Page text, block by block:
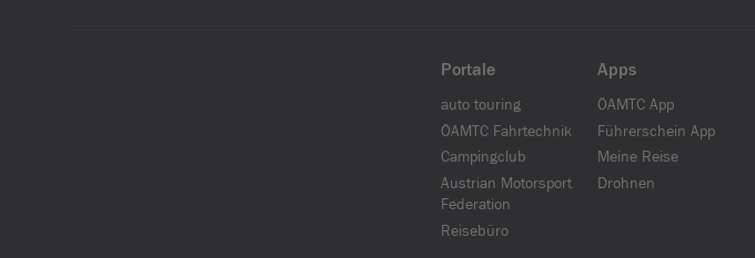
Portale
auto touring
ÖAMTC Fahrtechnik
Campingclub
Austrian Motorsport
Federation
Reisebüro
Apps
ÖAMTC App
Führerschein App
Meine Reise
Drohnen